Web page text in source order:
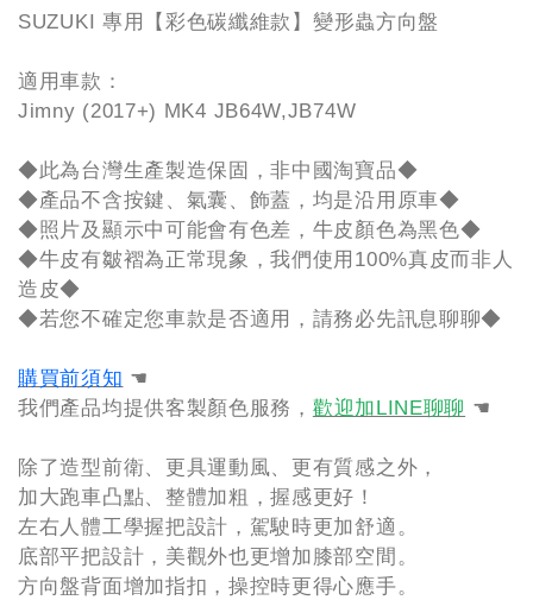
SUZUKI 專用【彩色碳纖維款】變形蟲方向盤
適用車款：
Jimny (2017+) MK4 JB64W,JB74W
◆此為台灣生產製造保固，非中國淘寶品◆
◆產品不含按鍵、氣囊、飾蓋，均是沿用原車◆
◆照片及顯示中可能會有色差，牛皮顏色為黑色◆
◆牛皮有皺褶為正常現象，我們使用100%真皮而非人
造皮◆
◆若您不確定您車款是否適用，請務必先訊息聊聊◆
購買前須知 ☚
我們產品均提供客製顏色服務， 歡迎加LINE聊聊 ☚
除了造型前衛、更具運動風、更有質感之外，
加大跑車凸點、整體加粗，握感更好！
左右人體工學握把設計，駕駛時更加舒適。
底部平把設計，美觀外也更增加膝部空間。
方向盤背面增加指扣，操控時更得心應手。